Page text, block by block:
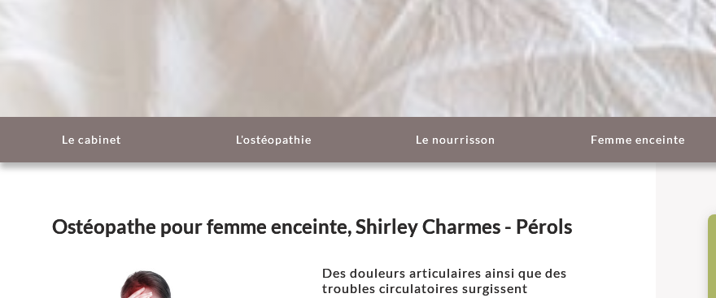
Le cabinet L'ostéopathie Le nourrisson Femme enceinte
Ostéopathe pour femme enceinte, Shirley Charmes - Pérols
Des douleurs articulaires ainsi que des
troubles circulatoires surgissent